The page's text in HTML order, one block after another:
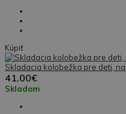
Kúpiť
Skladacia kolobežka pre deti,
41.00€
Skladom